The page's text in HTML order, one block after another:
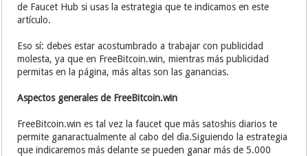
de Faucet Hub si usas la estrategia que te indicamos en este
artículo.
Eso sí: debes estar acostumbrado a trabajar con publicidad
molesta, ya que en FreeBitcoin.win, mientras más publicidad
permitas en la página, más altas son las ganancias.
Aspectos generales de FreeBitcoin.win
FreeBitcoin.win es tal vez la faucet que más satoshis diarios te
permite ganaractualmente al cabo del dìa.Siguiendo la estrategia
que indicaremos más delante se pueden ganar más de 5.000